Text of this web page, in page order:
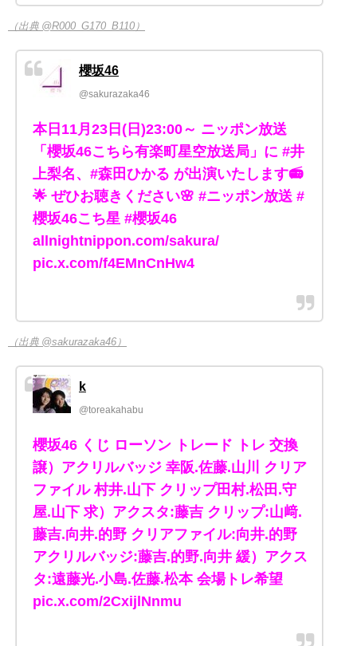
（出典 @R000_G170_B110）
櫻坂46
@sakurazaka46
本日11月23日(日)23:00～ ニッポン放送
「櫻坂46こちら有楽町星空放送局」に #井
上梨名、#森田ひかる が出演いたします📻
🌟 ぜひお聴きください🌸 #ニッポン放送 #
櫻坂46こち星 #櫻坂46
allnightnippon.com/sakura/
pic.x.com/f4EMnCnHw4
（出典 @sakurazaka46）
k
@toreakahabu
櫻坂46 くじ ローソン トレード トレ 交換
譲）アクリルバッジ 幸阪.佐藤.山川 クリア
ファイル 村井.山下 クリップ田村.松田.守
屋.山下 求）アクスタ:藤吉 クリップ:山﨑.
藤吉.向井.的野 クリアファイル:向井.的野
アクリルバッジ:藤吉.的野.向井 緩）アクス
タ:遠藤光.小島.佐藤.松本 会場トレ希望
pic.x.com/2CxijlNnmu